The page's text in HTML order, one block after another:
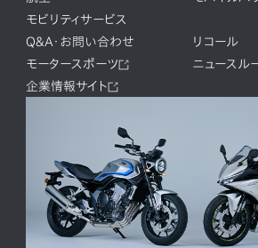
モビリティサービス
Q&A・お問い合わせ
リコール
モータースポーツ
ニュースル
企業情報サイト